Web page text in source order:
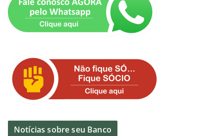
Notícias sobre seu Banco